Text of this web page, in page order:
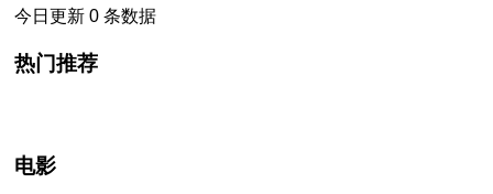
今日更新 0 条数据
热门推荐
电影